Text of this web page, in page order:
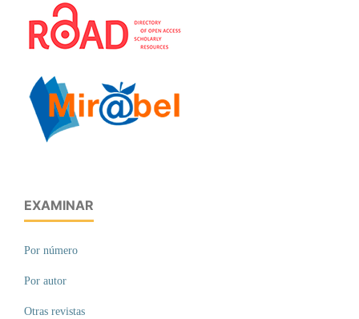
EXAMINAR
Por número
Por autor
Otras revistas